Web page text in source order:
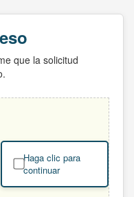
que la solicitud
Haga clic para
continuar